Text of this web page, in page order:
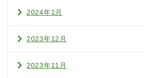
2024年1月
2023年12月
2023年11月